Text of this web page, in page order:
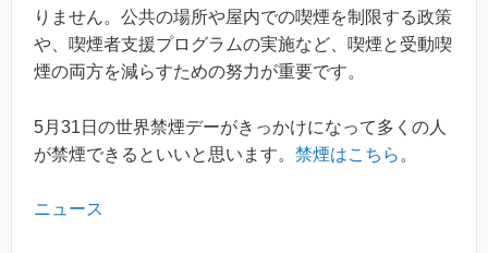
りません。公共の場所や屋内での喫煙を制限する政策
や、喫煙者支援プログラムの実施など、喫煙と受動喫
煙の両方を減らすための努力が重要です。
5月31日の世界禁煙デーがきっかけになって多くの人
が禁煙できるといいと思います。 禁煙はこちら 。
ニュース